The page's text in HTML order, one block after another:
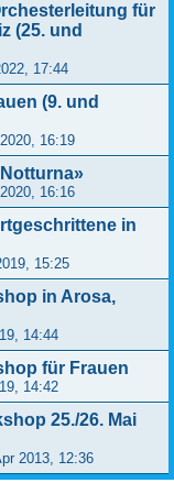
für
(25. und
17:44
(9. und
16:19
16:16
in
15:25
in Arosa,
14:44
für Frauen
14:42
25./26. Mai
2013, 12:36